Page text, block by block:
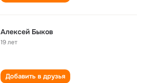
Алексей Быков
19 лет
Добавить в друзья